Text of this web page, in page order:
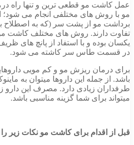
عمل کاشت مو قطعی ترین و تنها
مو با روش های مختلفی انجام می شود؛
برداشت مو از پشت سر (که به اصطلاح
تفاوت دارند. روش های مختلف کاشت
یکسان بوده و با استفاد از پانچ های
در قسمت طاس سر کاشته می شود.
برای درمان ریزش مو و کم مویی
باشد. از جمله این داروها میتوان به
طرفداران زیادی دارد. مصرف این
میتواند برای شما گزینه مناسبی باشد.
قبل از اقدام برای کاشت مو نکات زیر